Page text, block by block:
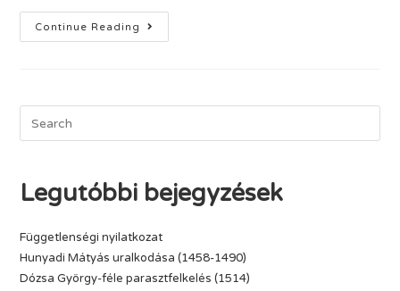
Continue Reading
Legutóbbi bejegyzések
Függetlenségi nyilatkozat
Hunyadi Mátyás uralkodása (1458-1490)
Dózsa György-féle parasztfelkelés (1514)